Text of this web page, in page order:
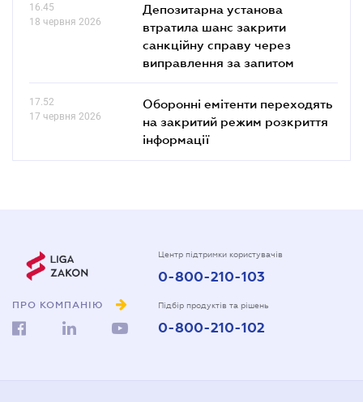
16.45
18 червня 2026
Депозитарна установа
втратила шанс закрити
санкційну справу через
виправлення за запитом
17.52
17 червня 2026
Оборонні емітенти переходять
на закритий режим розкриття
інформації
ПРО КОМПАНІЮ
Центр підтримки користувачів
0-800-210-103
Підбір продуктів та рішень
0-800-210-102